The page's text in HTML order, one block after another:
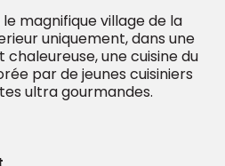
magnifique village de la
uniquement, dans une
une cuisine du
par de jeunes cuisiniers
ultra gourmandes.